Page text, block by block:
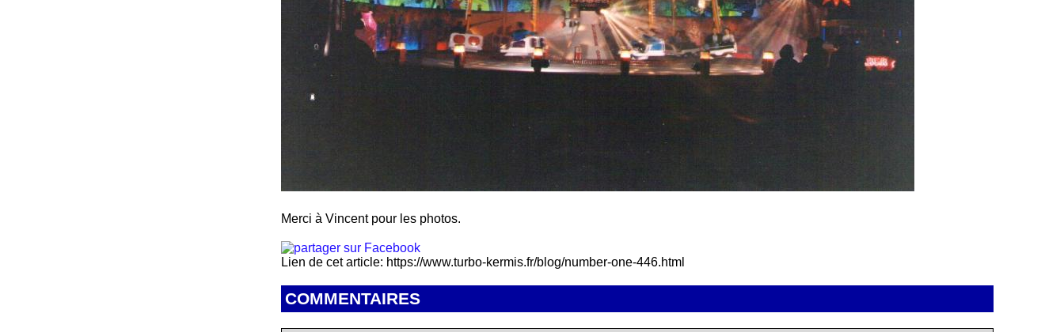
Merci à Vincent pour les photos.
Lien de cet article: https://www.turbo-kermis.fr/blog/number-one-446.html
COMMENTAIRES